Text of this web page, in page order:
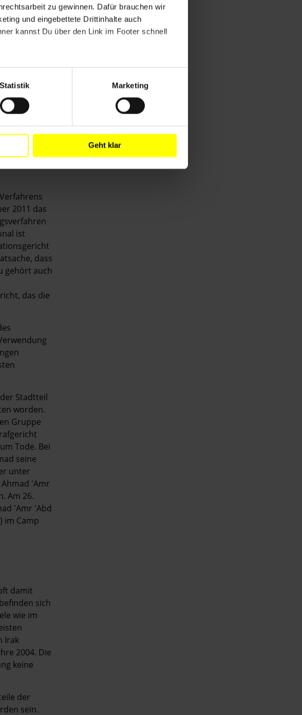
zu gewinnen. Dafür brauchen wir
und eingebettete Drittinhalte auch
kannst Du über den Link im Footer schnell
Statistik Marketing
Geht klar
ganz
full
the
2011 das
ist
dass
gehört auch
das die
Stadtteil
worden.
Gruppe
Tode. Bei
seine
unter
'Amr
Am 26.
'Amr 'Abd
im Camp
damit
sich
wie im
Irak
2004. Die
keine
der
sein.